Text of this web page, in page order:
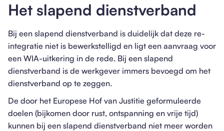
Het slapend dienstverband
Bij een slapend dienstverband is duidelijk dat deze re-
integratie niet is bewerkstelligd en ligt een aanvraag voor
een WIA-uitkering in de rede. Bij een slapend
dienstverband is de werkgever immers bevoegd om het
dienstverband op te zeggen.
De door het Europese Hof van Justitie geformuleerde
doelen (bijkomen door rust, ontspanning en vrije tijd)
kunnen bij een slapend dienstverband niet meer worden